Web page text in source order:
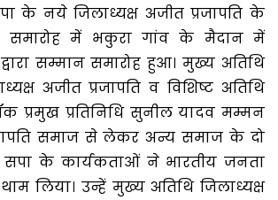
के नये जिलाध्यक्ष अजीत प्रजापति के
समारोह में भकुरा गांव के मैदान में
सम्मान समारोह हुआ। मुख्य अतिथि
अजीत प्रजापति व विशिष्ट अतिथि
प्रमुख प्रतिनिधि सुनील यादव मम्मन
समाज से लेकर अन्य समाज के दो
के कार्यकताओं ने भारतीय जनता
लिया। उन्हें मुख्य अतिथि जिलाध्यक्ष